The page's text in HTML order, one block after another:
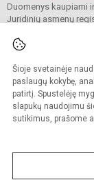
Šioje svetainėje
paslaugų kokybę,
patirtį. Spustelėję
slapukų naudojimu
sutikimus, prašome
Duomenys kaupiami
Juridinių asmenų
© 2026.
Kopijuoti turinį be